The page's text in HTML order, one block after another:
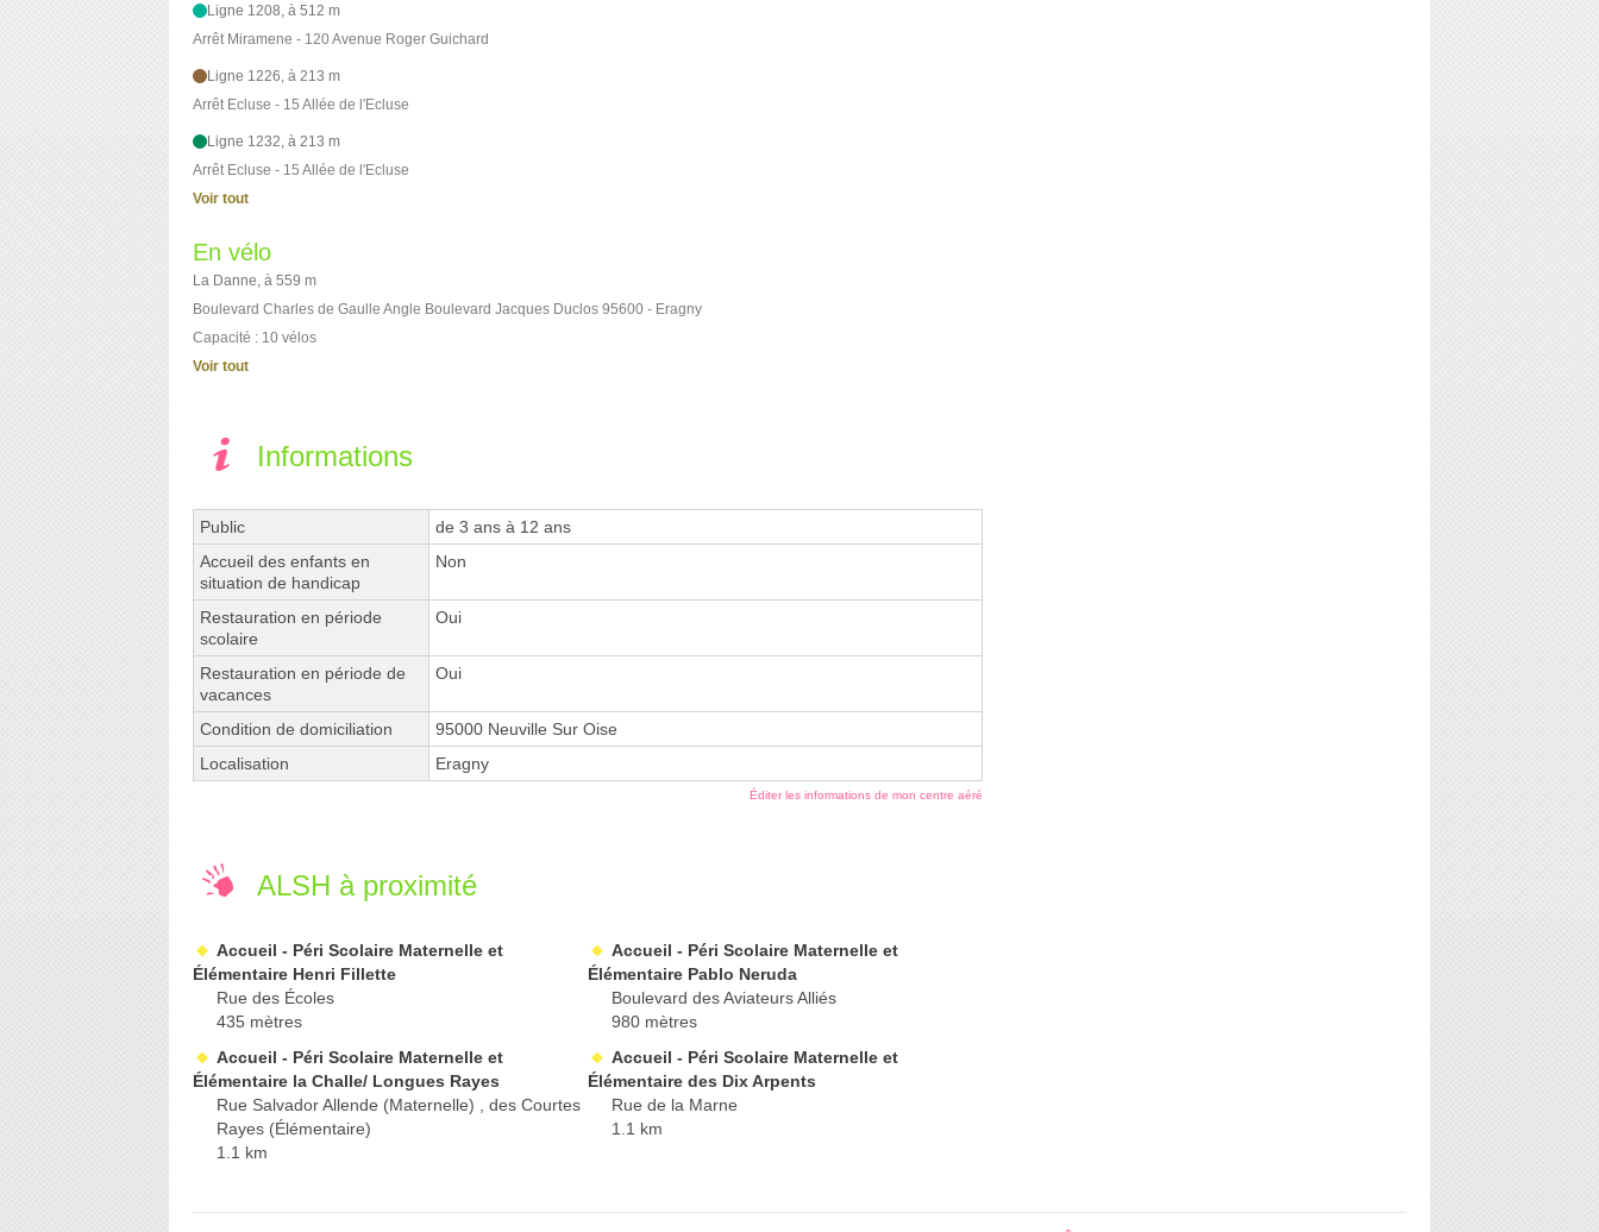
Ligne 1208, à 512 m
Arrêt Miramene - 120 Avenue Roger Guichard
Ligne 1226, à 213 m
Arrêt Ecluse - 15 Allée de l'Ecluse
Ligne 1232, à 213 m
Arrêt Ecluse - 15 Allée de l'Ecluse
Voir tout
En vélo
La Danne, à 559 m
Boulevard Charles de Gaulle Angle Boulevard Jacques Duclos 95600 - Eragny
Capacité : 10 vélos
Voir tout
Informations
Public
de 3 ans à 12 ans
Accueil des enfants en
situation de handicap
Non
Restauration en période
scolaire
Oui
Restauration en période de
vacances
Oui
Condition de domiciliation
95000 Neuville Sur Oise
Localisation
Eragny
Éditer les informations de mon centre aéré
ALSH à proximité
Accueil - Péri Scolaire Maternelle et
Élémentaire Henri Fillette
Rue des Écoles
435 mètres
Accueil - Péri Scolaire Maternelle et
Élémentaire Pablo Neruda
Boulevard des Aviateurs Alliés
980 mètres
Accueil - Péri Scolaire Maternelle et
Élémentaire la Challe/ Longues Rayes
Rue Salvador Allende (Maternelle) , des Courtes
Rayes (Élémentaire)
1.1 km
Accueil - Péri Scolaire Maternelle et
Élémentaire des Dix Arpents
Rue de la Marne
1.1 km